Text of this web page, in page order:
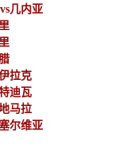
几内亚
拉克
迪瓦
马拉
尔维亚